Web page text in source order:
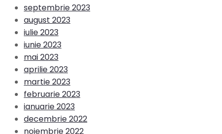
septembrie 2023
august 2023
iulie 2023
iunie 2023
mai 2023
aprilie 2023
martie 2023
februarie 2023
ianuarie 2023
decembrie 2022
noiembrie 2022